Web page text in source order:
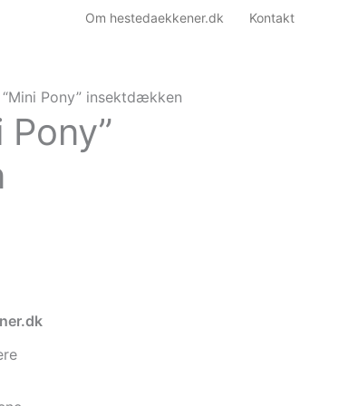
Om hestedaekkener.dk Kontakt
Pony” insektdækken